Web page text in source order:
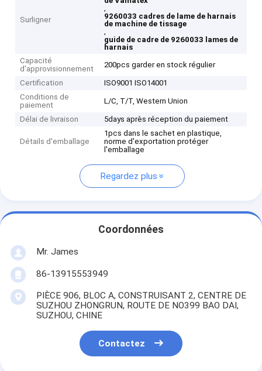
Surligner
,
9260033 cadres de lame de harnais
de machine de tissage
,
guide de cadre de 9260033 lames de
harnais
Capacité
d'approvisionnement
200pcs garder en stock régulier
Certification
ISO9001 ISO14001
Conditions de
paiement
L/C, T/T, Western Union
Délai de livraison 5days après réception du paiement
Détails d'emballage
1pcs dans le sachet en plastique,
norme d'exportation protéger
l'emballage
Regardez plus
Coordonnées
Mr. James
86-13915553949
PIÈCE 906, BLOC A, CONSTRUISANT 2, CENTRE DE
SUZHOU ZHONGRUN, ROUTE DE NO399 BAO DAI,
SUZHOU, CHINE
Contactez